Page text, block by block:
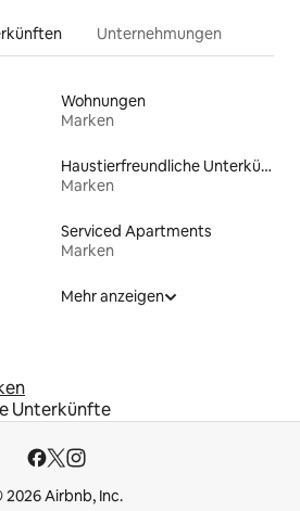
Unternehmungen
Wohnungen
Marken
Haustierfreundliche Unterkünfte
Marken
Serviced Apartments
Marken
Mehr anzeigen
Unterkünfte
2026 Airbnb, Inc.